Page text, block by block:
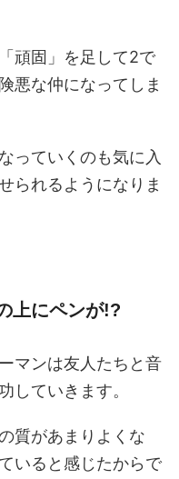
頑固」を足して2で
悪な仲になってしま
っていくのも気に入
られるようになりま
上にペンが!?
マンは友人たちと音
していきます。
質があまりよくな
いると感じたからで